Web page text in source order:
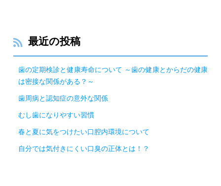
最近の投稿
歯の定期検診と健康寿命について ～歯の健康とからだの健康
は密接な関係がある？～
歯周病と認知症の意外な関係
むし歯になりやすい習慣
春と夏に気をつけたい口腔内環境について
自分では気付きにくい口臭の正体とは！？